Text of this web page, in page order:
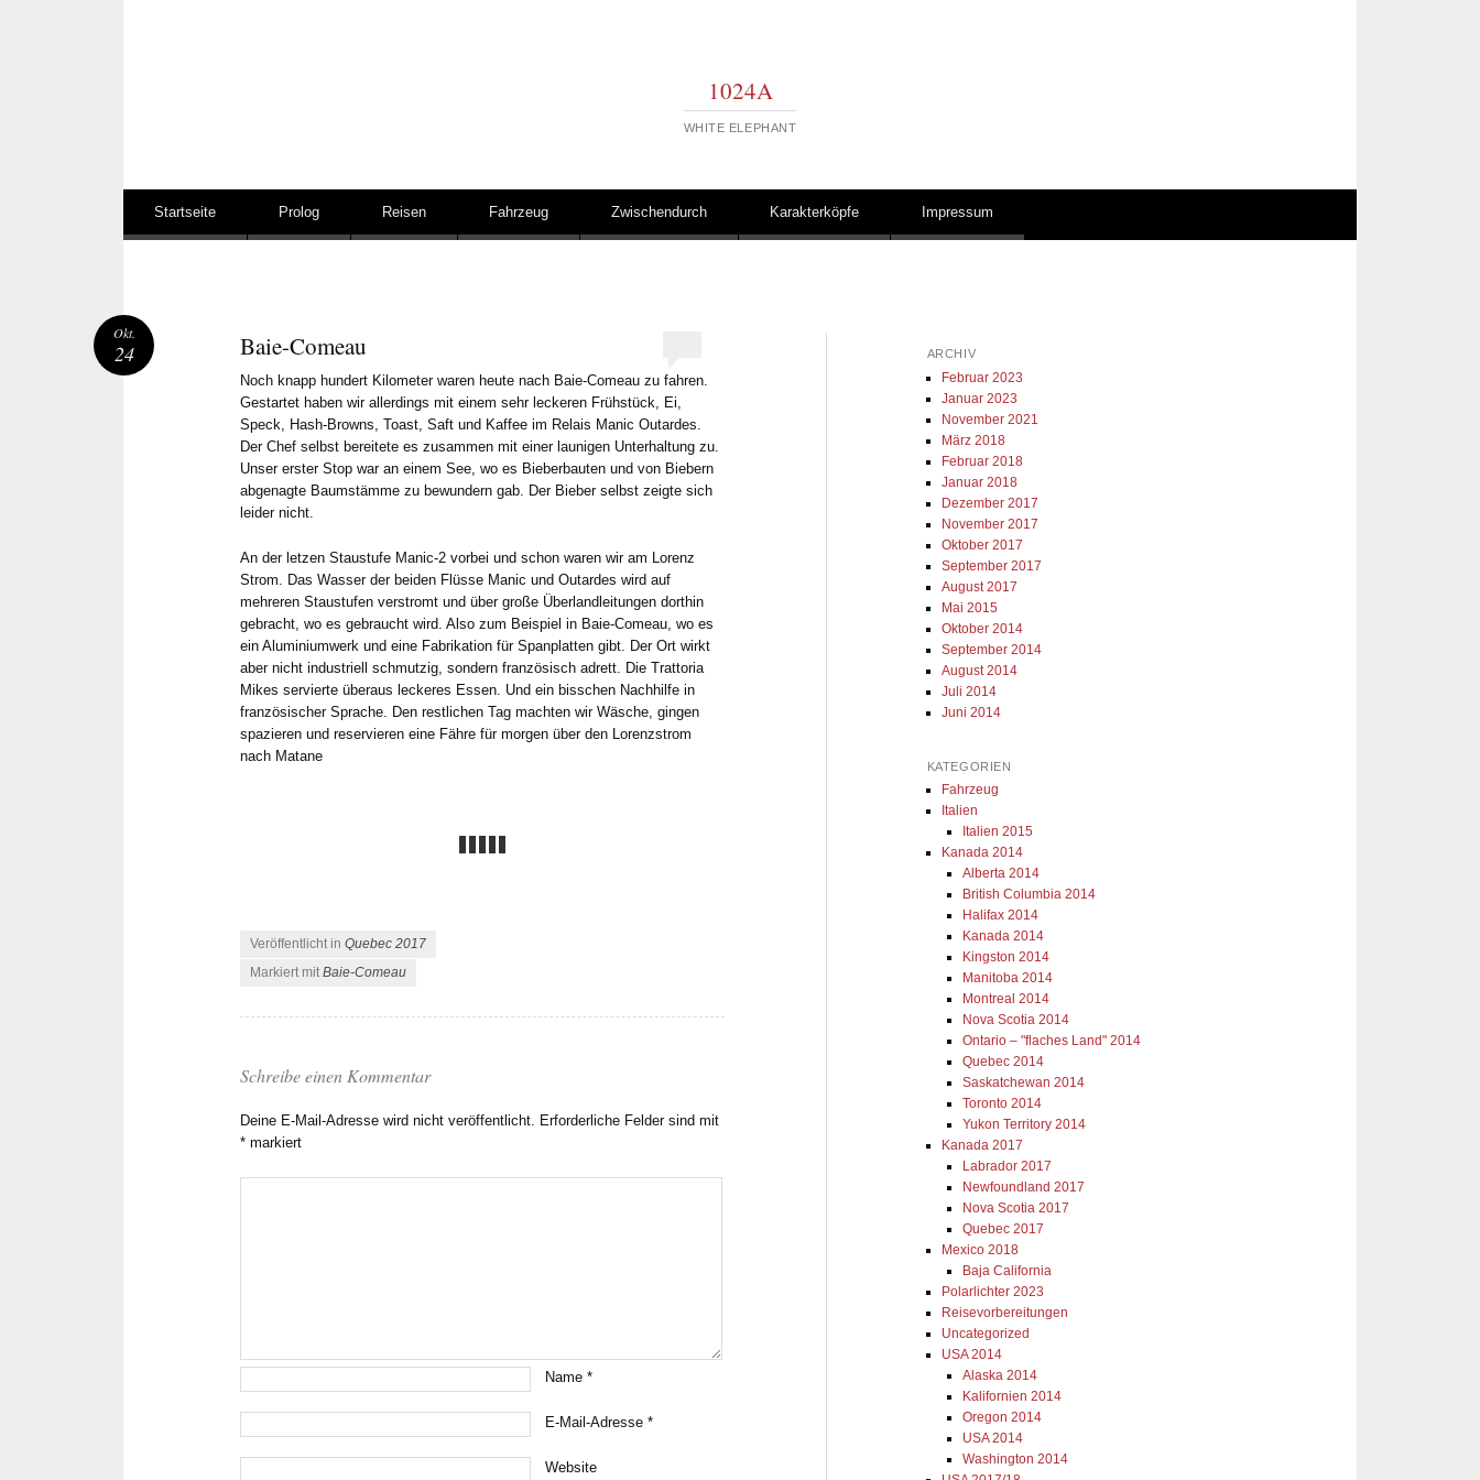
1024A
WHITE ELEPHANT
Springe zum Inhalt
Startseite Prolog Reisen Fahrzeug Zwischendurch Karakterköpfe Impressum
Baie-Comeau
Noch knapp hundert Kilometer waren heute nach Baie-Comeau zu fahren.
Gestartet haben wir allerdings mit einem sehr leckeren Frühstück, Ei,
Speck, Hash-Browns, Toast, Saft und Kaffee im Relais Manic Outardes.
Der Chef selbst bereitete es zusammen mit einer launigen Unterhaltung zu.
Unser erster Stop war an einem See, wo es Bieberbauten und von Biebern
abgenagte Baumstämme zu bewundern gab. Der Bieber selbst zeigte sich
leider nicht.
An der letzen Staustufe Manic-2 vorbei und schon waren wir am Lorenz
Strom. Das Wasser der beiden Flüsse Manic und Outardes wird auf
mehreren Staustufen verstromt und über große Überlandleitungen dorthin
gebracht, wo es gebraucht wird. Also zum Beispiel in Baie-Comeau, wo es
ein Aluminiumwerk und eine Fabrikation für Spanplatten gibt. Der Ort wirkt
aber nicht industriell schmutzig, sondern französisch adrett. Die Trattoria
Mikes servierte überaus leckeres Essen. Und ein bisschen Nachhilfe in
französischer Sprache. Den restlichen Tag machten wir Wäsche, gingen
spazieren und reservieren eine Fähre für morgen über den Lorenzstrom
nach Matane
Veröffentlicht in Quebec 2017
Markiert mitBaie-Comeau
Okt.
24
Schreibe einen Kommentar
Deine E-Mail-Adresse wird nicht veröffentlicht. Erforderliche Felder sind mit
* markiert
Name *
E-Mail-Adresse *
Website
ARCHIV
Februar 2023
Januar 2023
November 2021
März 2018
Februar 2018
Januar 2018
Dezember 2017
November 2017
Oktober 2017
September 2017
August 2017
Mai 2015
Oktober 2014
September 2014
August 2014
Juli 2014
Juni 2014
KATEGORIEN
Fahrzeug
Italien
Italien 2015
Kanada 2014
Alberta 2014
British Columbia 2014
Halifax 2014
Kanada 2014
Kingston 2014
Manitoba 2014
Montreal 2014
Nova Scotia 2014
Ontario – "flaches Land" 2014
Quebec 2014
Saskatchewan 2014
Toronto 2014
Yukon Territory 2014
Kanada 2017
Labrador 2017
Newfoundland 2017
Nova Scotia 2017
Quebec 2017
Mexico 2018
Baja California
Polarlichter 2023
Reisevorbereitungen
Uncategorized
USA 2014
Alaska 2014
Kalifornien 2014
Oregon 2014
USA 2014
Washington 2014